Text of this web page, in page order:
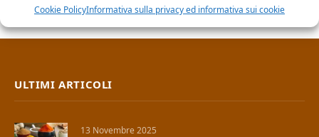
Cookie PolicyInformativa sulla privacy ed informativa sui cookie
ULTIMI ARTICOLI
13 Novembre 2025